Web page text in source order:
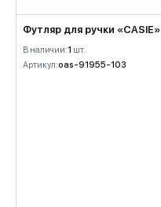
Футляр для ручки «CASIE»
В наличии:1 шт.
Артикул:oas-91955-103